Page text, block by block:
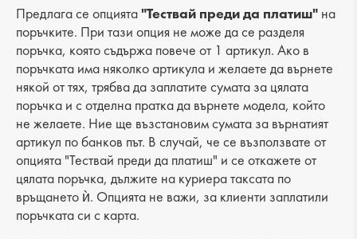
Категория: джапанки
Хастар: -
Ходило/Подметка: равна
Вид стелка: -
Височина на тока: -
Височина подметка: 2 cm
Височина на платформата : 4 cm
Предлага се опцията"Тествай преди да платиш" на
поръчките. При тази опция не може да се разделя
поръчка, която съдържа повече от 1 артикул. Ако в
поръчката има няколко артикула и желаете да върнете
някой от тях, трябва да заплатите сумата за цялата
поръчка и с отделна пратка да върнете модела, който
не желаете. Ние ще възстановим сумата за върнатият
артикул по банков път. В случай, че се възползвате от
опцията "Тествай преди да платиш" и се откажете от
цялата поръчка, дължите на куриера таксата по
връщането ѝ. Опцията не важи, за клиенти заплатили
поръчката си с карта.